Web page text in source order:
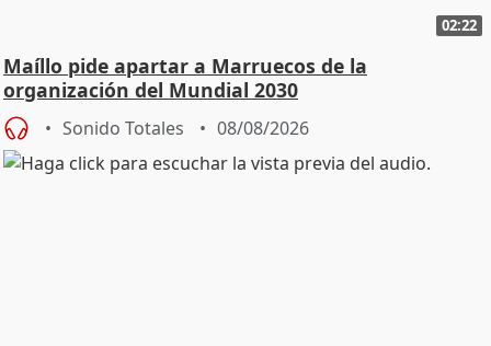
02:22
Maíllo pide apartar a Marruecos de la
organización del Mundial 2030
Sonido Totales 08/08/2026